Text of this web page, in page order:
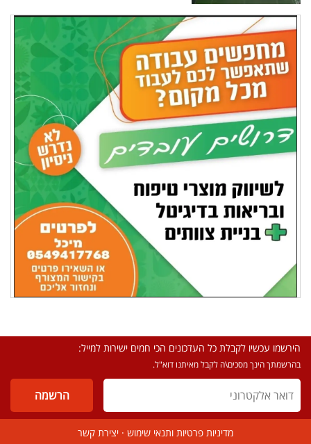
הירשמו עכשיו לקבלת כל העדכונים הכי חמים ישירות למייל:
בהרשמתך הינך מסכים\ה לקבל מאיתנו דוא"ל.
מדיניות פרטיות ותנאי שימוש · יצירת קשר